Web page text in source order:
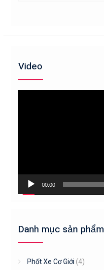
Video
00:00
Danh mục sản phẩm
Phốt Xe Cơ Giới (4)